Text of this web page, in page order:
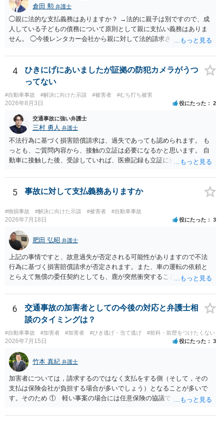
倉田 勲 弁護士
◯親に法的な支払義務はありますか？ →法的に親子は別ですので、成
人している子どもの債務について原則として親に支払い義務はありま
せん。 ◯今後レンタカー会社から親に対して法的請求される可能性は
低いでしょう。 ◯親である私は今後どう対応すべきでしょうか？ →債
権者に対してご自身は支払いを拒み、請求するのであれば本人に対し
て請求するよう言う程度かと思います。
4
ひきにげにあいましたが証拠の防犯カメラがうつ
ってない
#自動車事故 #解決に向けた示談 #被害者 #むち打ち被害
2026年8月3日 役にたった 2
交通事故に強い弁護士
三村 勇人 弁護士
不法行為に基づく損害賠償請求は、過失であっても認められます。 も
っとも、ご質問内容から、接触の立証は必要になるかと思います。 自
動車に接触した後、受診していれば、医療記録も立証に使えるかと思
士にご相談ください。
5 事故に対して支払義務ありますか
#物損事故 #解決に向けた示談 #被害者 #自動車事故
2026年7月18日 役にたった 3
肥田 弘昭 弁護士
上記の事情ですと、故意過失が否定される可能性がありますので不法
行為に基づく損害賠償請求が否定されます。また、車の運転の依頼と
とらえて無償の委任契約としても、鹿が突然衝突することは予見がで
償請求も成立しない可能性があります。以上の理由から支払義務は否
定される可能性が高いです。ご参考にしてください。
6
交通事故の加害者としての今後の対応と弁護士相
談のタイミングは？
#自動車事故 #加害者 #加害者 #ひき逃げ・当て逃げ #前科・前歴をつけたくない
2026年7月15日 役にたった 3
竹本 真紀 弁護士
加害者については，請求するのではなく支払をする側（そして，その
支払は保険会社が負担する場合が多いでしょう）となることが多いで
す。そのため ① 軽い事案の場合には任意保険の協議で成立すること
保険の協議となり，事案によっては保険会社が代理人弁護士をつける